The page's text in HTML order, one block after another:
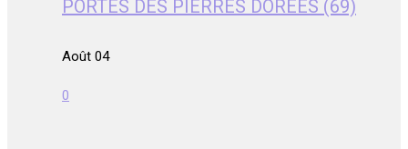
PORTES DES PIERRES DORÉES (69)
Août 04
0